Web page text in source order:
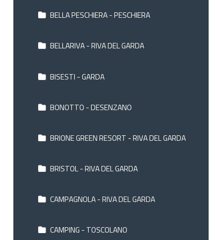
BELLA PESCHIERA - PESCHIERA
BELLARIVA - RIVA DEL GARDA
BISESTI - GARDA
BONOTTO - DESENZANO
BRIONE GREEN RESORT - RIVA DEL GARDA
BRISTOL - RIVA DEL GARDA
CAMPAGNOLA - RIVA DEL GARDA
CAMPING - TOSCOLANO